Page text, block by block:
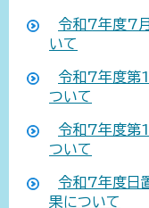
令和7年度7
いて
令和7年度第
ついて
令和7年度第
ついて
令和7年度日
果について